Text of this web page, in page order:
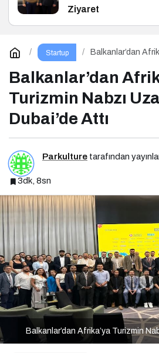
Ziyaret
Startup
Balkanlar’dan
Balkanlar’dan
Turizmin Nabzı
Dubai’de Attı
Parkulture tarafından
3dk, 8sn
Balkanlar’dan Afrika’ya Turizmin